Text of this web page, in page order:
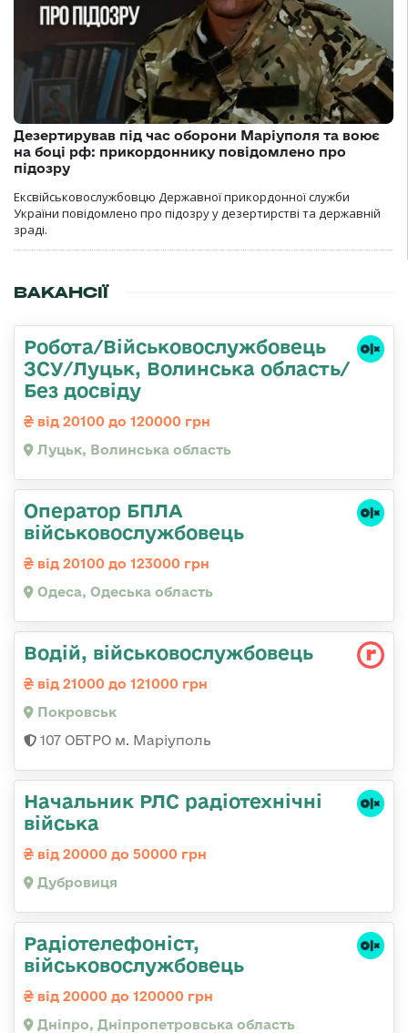
Дезертирував під час оборони Маріуполя та воює
на боці рф: прикордоннику повідомлено про
підозру
Ексвійськовослужбовцю Державної прикордонної служби
України повідомлено про підозру у дезертирстві та державній
зраді.
ВАКАНСІЇ
Робота/Військовослужбовець
ЗСУ/Луцьк, Волинська область/
Без досвіду
від 20100 до 120000 грн
Луцьк, Волинська область
Оператор БПЛА
військовослужбовець
від 20100 до 123000 грн
Одеса, Одеська область
Водій, військовослужбовець
від 21000 до 121000 грн
Покровськ
107 ОБТРО м. Маріуполь
Начальник РЛС радіотехнічні
війська
від 20000 до 50000 грн
Дубровиця
Радіотелефоніст,
військовослужбовець
від 20000 до 120000 грн
Дніпро, Дніпропетровська область